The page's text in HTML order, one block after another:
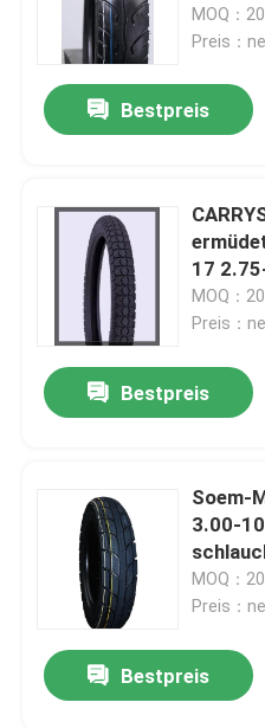
MOQ：
Preis：
Bestpreis
17
3.25-
MOQ：
Preis：
Bestpreis
Soem-
3.00-
MOQ：
Preis：
Bestpreis